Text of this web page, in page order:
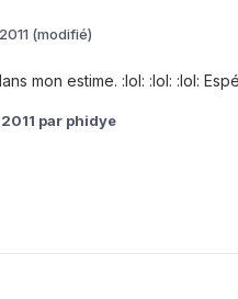
(modifié)
mon estime. :lol: :lol: :lol:
par phidye